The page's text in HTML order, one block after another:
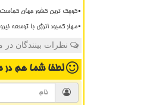
کوچک ترین کشور جهان
مهار کمبود انرژی با توسعه
نظرات بینندگان
لطفا شما همدر